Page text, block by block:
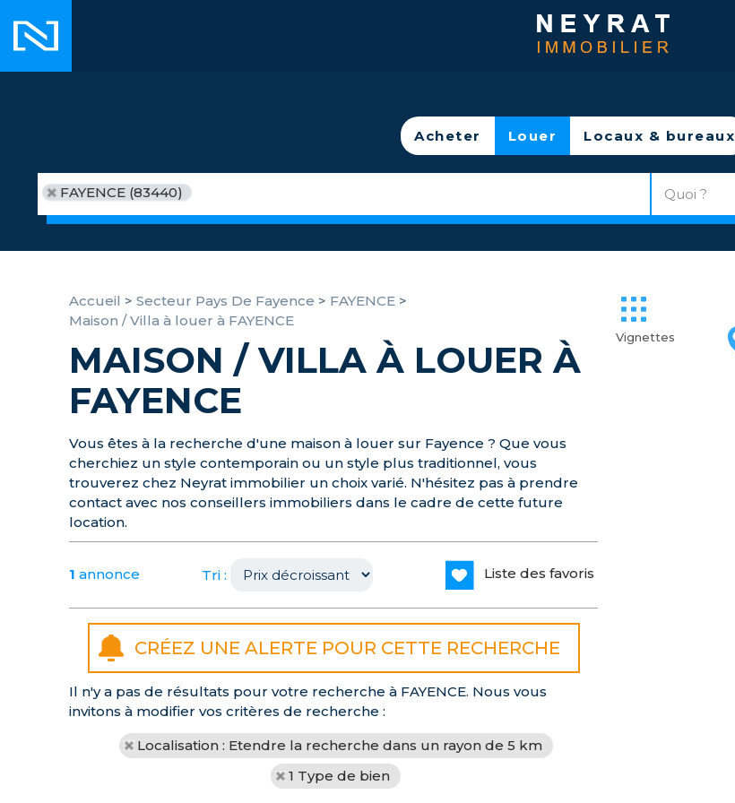
Acheter Louer Locaux & bureaux
FAYENCE (83440)
Vignettes
Accueil > Secteur Pays De Fayence > FAYENCE >
Maison / Villa à louer à FAYENCE
MAISON / VILLA À LOUER À
FAYENCE
Vous êtes à la recherche d'une maison à louer sur Fayence ? Que vous
cherchiez un style contemporain ou un style plus traditionnel, vous
trouverez chez Neyrat immobilier un choix varié. N'hésitez pas à prendre
contact avec nos conseillers immobiliers dans le cadre de cette future
location.
1 annonce Tri : Liste des favoris
Il n'y a pas de résultats pour votre recherche à FAYENCE. Nous vous
invitons à modifier vos critères de recherche :
Localisation : Etendre la recherche dans un rayon de 5 km
1 Type de bien